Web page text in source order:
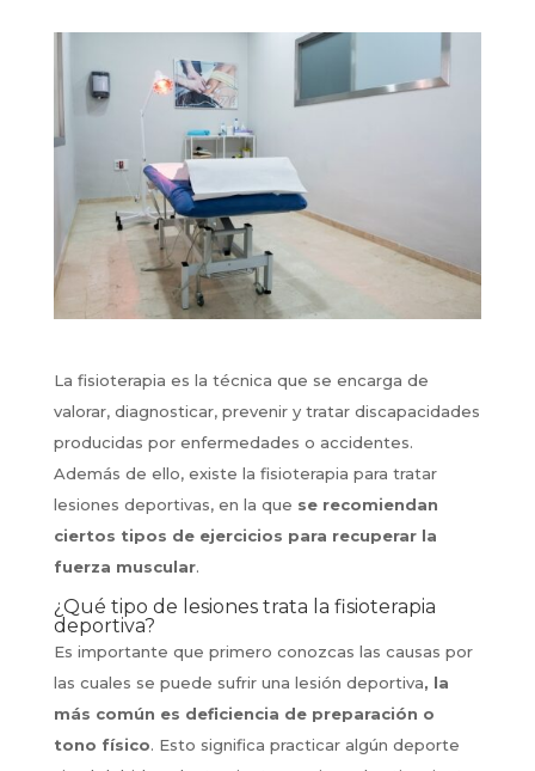
La fisioterapia es la técnica que se encarga de
valorar, diagnosticar, prevenir y tratar discapacidades
producidas por enfermedades o accidentes.
Además de ello, existe la fisioterapia para tratar
lesiones deportivas, en la que se recomiendan
ciertos tipos de ejercicios para recuperar la
fuerza muscular.
¿Qué tipo de lesiones trata la fisioterapia
deportiva?
Es importante que primero conozcas las causas por
las cuales se puede sufrir una lesión deportiva, la
más común es deficiencia de preparación o
tono físico. Esto significa practicar algún deporte